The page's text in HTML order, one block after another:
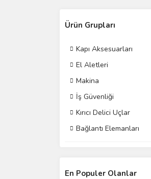
Ürün Grupları
Kapı Aksesuarları
El Aletleri
Makina
İş Güvenliği
Kırıcı Delici Uçlar
Bağlantı Elemanları
En Populer Olanlar